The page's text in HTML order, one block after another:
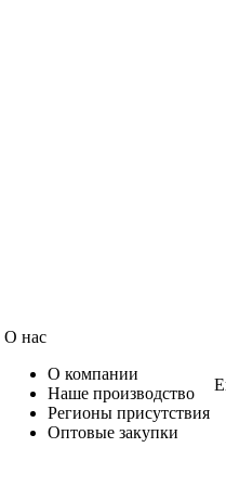
О нас
О компании
Наше производство
Регионы присутствия
Оптовые закупки